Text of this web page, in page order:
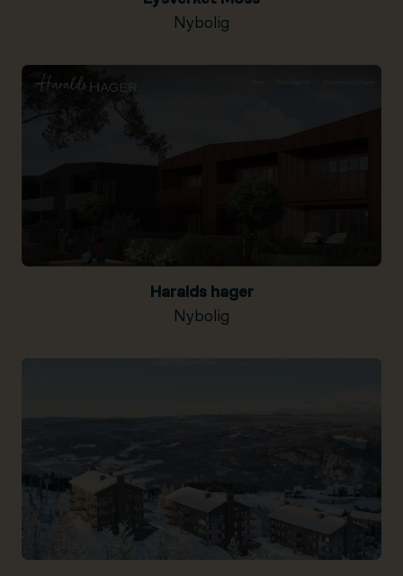
Nybolig
Haralds hager
Nybolig